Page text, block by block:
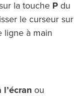
la touche P du
le curseur sur
ligne à main
l’écran ou